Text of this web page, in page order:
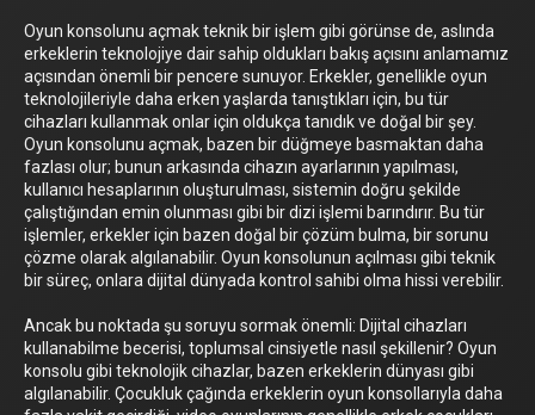
Oyun konsolunu açmak teknik bir işlem gibi görünse de, aslında
erkeklerin teknolojiye dair sahip oldukları bakış açısını anlamamız
açısından önemli bir pencere sunuyor. Erkekler, genellikle oyun
teknolojileriyle daha erken yaşlarda tanıştıkları için, bu tür
cihazları kullanmak onlar için oldukça tanıdık ve doğal bir şey.
Oyun konsolunu açmak, bazen bir düğmeye basmaktan daha
fazlası olur; bunun arkasında cihazın ayarlarının yapılması,
kullanıcı hesaplarının oluşturulması, sistemin doğru şekilde
çalıştığından emin olunması gibi bir dizi işlemi barındırır. Bu tür
işlemler, erkekler için bazen doğal bir çözüm bulma, bir sorunu
çözme olarak algılanabilir. Oyun konsolunun açılması gibi teknik
bir süreç, onlara dijital dünyada kontrol sahibi olma hissi verebilir.
Ancak bu noktada şu soruyu sormak önemli: Dijital cihazları
kullanabilme becerisi, toplumsal cinsiyetle nasıl şekillenir? Oyun
konsolu gibi teknolojik cihazlar, bazen erkeklerin dünyası gibi
algılanabilir. Çocukluk çağında erkeklerin oyun konsollarıyla daha